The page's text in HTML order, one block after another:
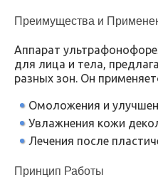
Преимущества и
Аппарат
для лица и тела,
разных зон. Он
Омоложения и
Увлажнения кожи
Лечения после
Принцип Работы